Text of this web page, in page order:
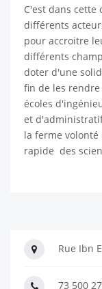
C'est dans
différents
pour accroitre
différents
doter d'une
fin de les
écoles
et
la ferme
rapide des
Rue Ibn
73 500